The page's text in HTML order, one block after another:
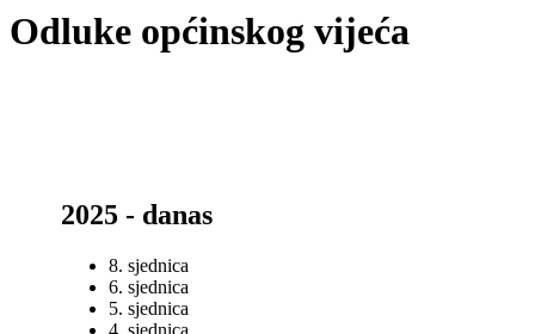
Odluke općinskog vijeća
2025 - danas
8. sjednica
6. sjednica
5. sjednica
4. sjednica